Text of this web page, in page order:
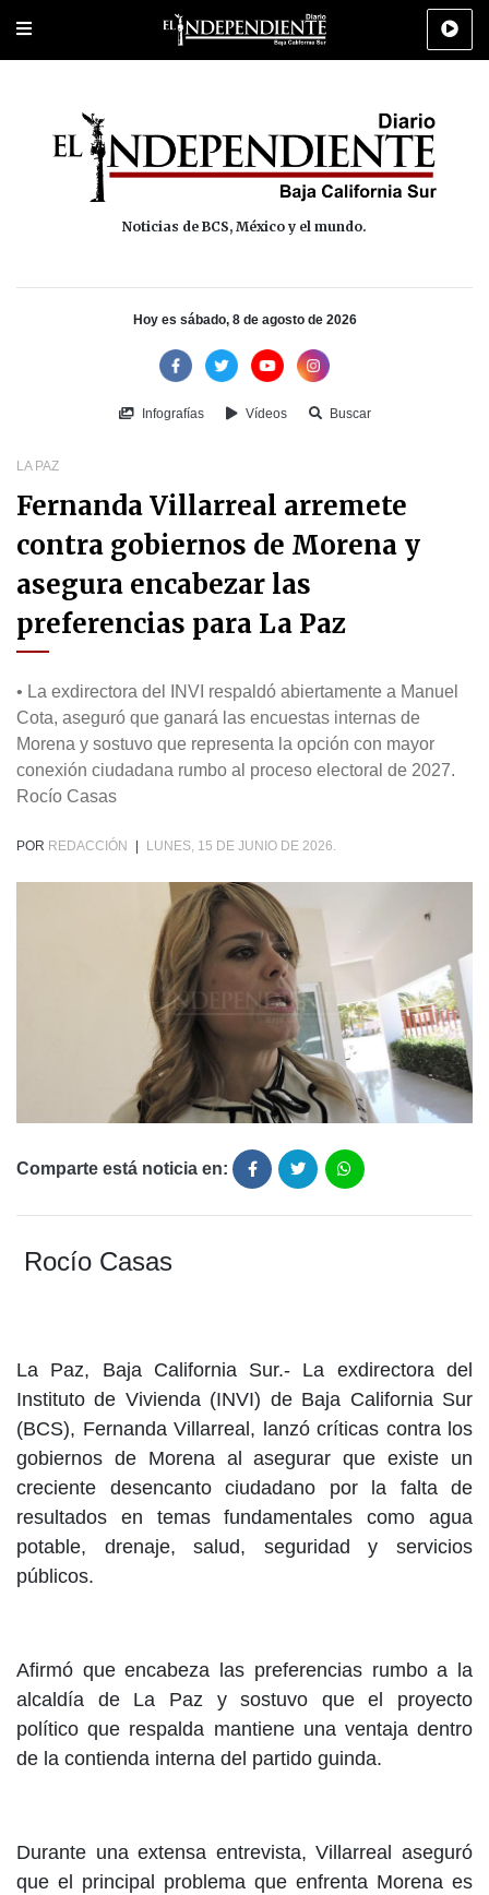
Portada Los Cabos Policiaca Deportes Cultura
Noticias de BCS, México y el mundo.
Hoy es sábado, 8 de agosto de 2026
Infografías Vídeos Buscar
LA PAZ
Fernanda Villarreal arremete
contra gobiernos de Morena y
asegura encabezar las
preferencias para La Paz
• La exdirectora del INVI respaldó abiertamente a Manuel
Cota, aseguró que ganará las encuestas internas de
Morena y sostuvo que representa la opción con mayor
conexión ciudadana rumbo al proceso electoral de 2027.
Rocío Casas
POR REDACCIÓN LUNES, 15 DE JUNIO DE 2026.
Comparte está noticia en:
Rocío Casas
La Paz, Baja California Sur.- La exdirectora del
Instituto de Vivienda (INVI) de Baja California Sur
(BCS), Fernanda Villarreal, lanzó críticas contra los
gobiernos de Morena al asegurar que existe un
creciente desencanto ciudadano por la falta de
resultados en temas fundamentales como agua
potable, drenaje, salud, seguridad y servicios
públicos.
Afirmó que encabeza las preferencias rumbo a la
alcaldía de La Paz y sostuvo que el proyecto
político que respalda mantiene una ventaja dentro
de la contienda interna del partido guinda.
Durante una extensa entrevista, Villarreal aseguró
que el principal problema que enfrenta Morena es